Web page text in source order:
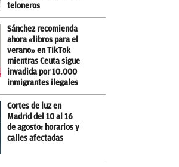
teloneros
Sánchez recomienda
ahora «libros para el
verano» en TikTok
mientras Ceuta sigue
invadida por 10.000
inmigrantes ilegales
Cortes de luz en
Madrid del 10 al 16
de agosto: horarios y
calles afectadas